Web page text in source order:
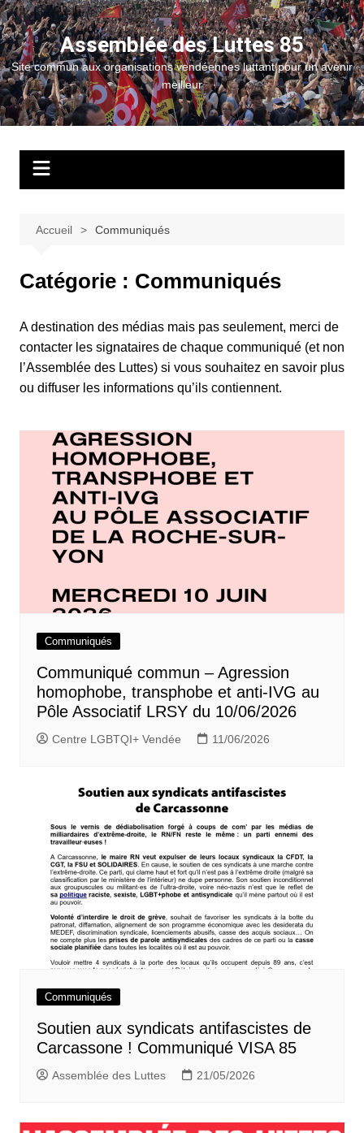
Aller
au
contenu
Assemblée des Luttes 85
Site commun aux organisations vendéennes luttant pour un avenir
meilleur
Accueil Communiqués
Catégorie : Communiqués
A destination des médias mais pas seulement, merci de
contacter les signataires de chaque communiqué (et non
l’Assemblée des Luttes) si vous souhaitez en savoir plus
ou diffuser les informations qu’ils contiennent.
Communiqués
Communiqué commun – Agression
homophobe, transphobe et anti-IVG au
Pôle Associatif LRSY du 10/06/2026
Centre LGBTQI+ Vendée 11/06/2026
Communiqués
Soutien aux syndicats antifascistes de
Carcassone ! Communiqué VISA 85
Assemblée des Luttes 21/05/2026